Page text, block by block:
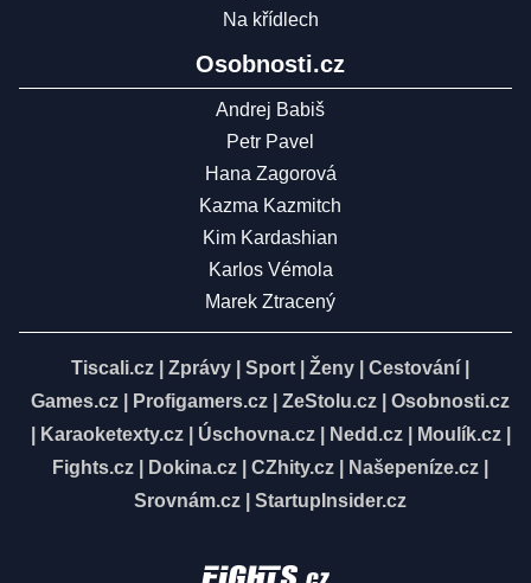
Na křídlech
Osobnosti.cz
Andrej Babiš
Petr Pavel
Hana Zagorová
Kazma Kazmitch
Kim Kardashian
Karlos Vémola
Marek Ztracený
Tiscali.cz Zprávy Sport Ženy Cestování
Games.cz
Profigamers.cz ZeStolu.cz
Osobnosti.cz
Karaoketexty.cz| Úschovna.cz| Nedd.cz| Moulík.cz|
Fights.cz
Dokina.cz CZhity.cz Našepeníze.cz
Srovnám.cz
StartupInsider.cz